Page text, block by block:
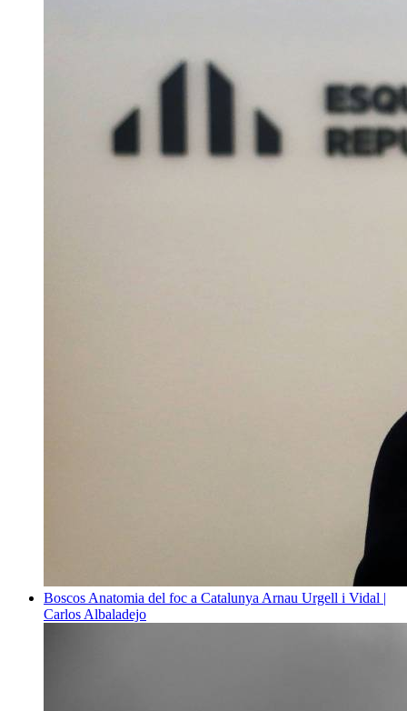
Boscos Anatomia del foc a Catalunya Arnau Urgell i Vidal |
Carlos Albaladejo